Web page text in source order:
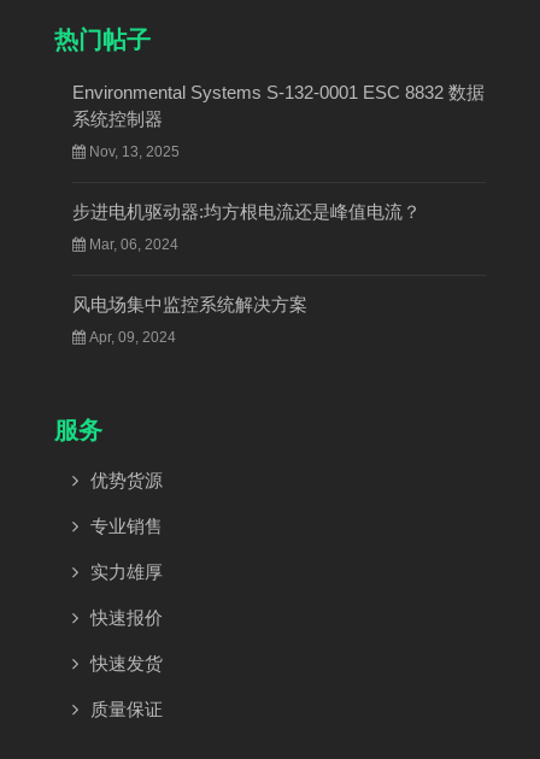
热门帖子
Environmental Systems S-132-0001 ESC 8832 数据
系统控制器
Nov, 13, 2025
步进电机驱动器:均方根电流还是峰值电流？
Mar, 06, 2024
风电场集中监控系统解决方案
Apr, 09, 2024
服务
优势货源
专业销售
实力雄厚
快速报价
快速发货
质量保证